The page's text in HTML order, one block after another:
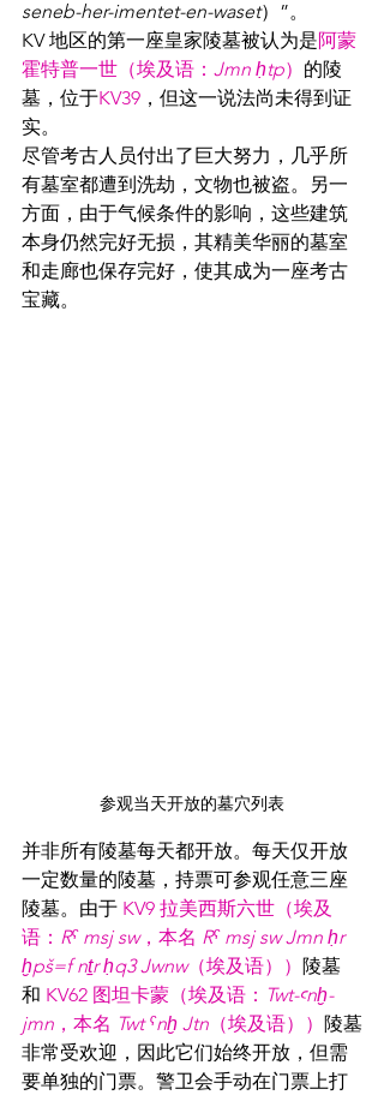
seneb-her-imentet-en-waset）”。
KV 地区的第一座皇家陵墓被认为是阿蒙
霍特普一世（埃及语： Jmn ḥtp） 的陵
墓，位于KV39 ，但这一说法尚未得到证
实。
尽管考古人员付出了巨大努力，几乎所
有墓室都遭到洗劫，文物也被盗。另一
方面，由于气候条件的影响，这些建筑
本身仍然完好无损，其精美华丽的墓室
和走廊也保存完好，使其成为一座考古
宝藏。
参观当天开放的墓穴列表
并非所有陵墓每天都开放。每天仅开放
一定数量的陵墓，持票可参观任意三座
陵墓。由于 KV9 拉美西斯六世（埃及
语： Rˁ msj sw，本名 Rˁ msj sw Jmn ḥr
ḫpš=f nṯr ḥq3 Jwnw（埃及语）） 陵墓
和 KV62 图坦卡蒙（埃及语： Twt-ꜥnḫ-
jmn ，本名 Twt ˁnḫ Jtn （埃及语）） 陵墓
非常受欢迎，因此它们始终开放，但需
要单独的门票。警卫会手动在门票上打